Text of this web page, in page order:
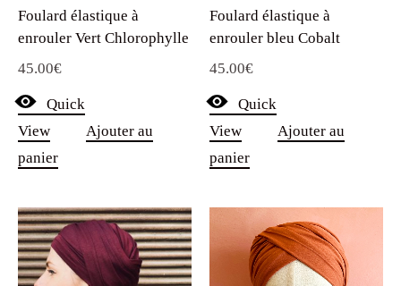
Foulard élastique à
enrouler Vert Chlorophylle
45.00€
Quick
View
Ajouter au
panier
Foulard élastique à
enrouler bleu Cobalt
45.00€
Quick
View
Ajouter au
panier